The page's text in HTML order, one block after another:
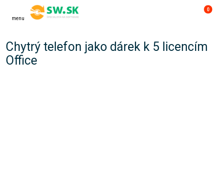
menu
0
Chytrý telefon jako dárek k 5 licencím
Office